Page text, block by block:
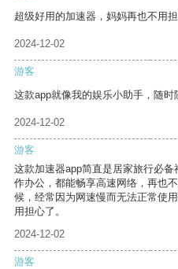
超级好用的加速器，妈妈再也不用
2024-12-02
游客
这款app就像我的娱乐小助手，随时
2024-12-02
游客
这款加速器app简直是居家旅行必
作办公，都能畅享高速网络，再也
候，经常因为网速慢而无法正常使
用担心了。
2024-12-02
游客